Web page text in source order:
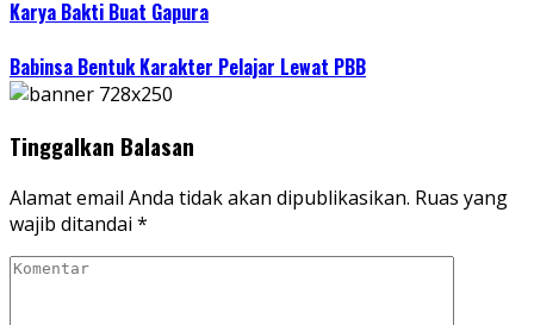
Karya Bakti Buat Gapura
Babinsa Bentuk Karakter Pelajar Lewat PBB
Tinggalkan Balasan
Alamat email Anda tidak akan dipublikasikan. Ruas yang
wajib ditandai *